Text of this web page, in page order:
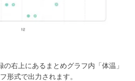
右上にあるまとめグラフ内「体温」
形式で出力されます。